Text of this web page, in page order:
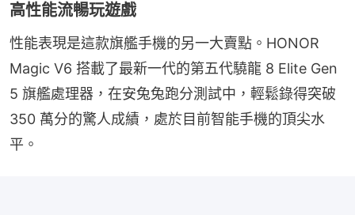
高性能流暢玩遊戲
性能表現是這款旗艦手機的另一大賣點。HONOR
Magic V6 搭載了最新一代的第五代驍龍 8 Elite Gen
5 旗艦處理器，在安兔兔跑分測試中，輕鬆錄得突破
350 萬分的驚人成績，處於目前智能手機的頂尖水
平。